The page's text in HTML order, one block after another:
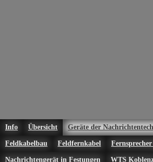
Info Übersicht Geräte der
Feldkabelbau Feldfernkabel
Nachrichtengerät in Festungen WTS